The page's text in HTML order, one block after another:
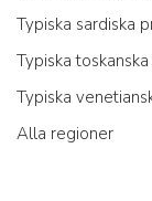
Typiska sardiska
Typiska
Typiska
Alla regioner